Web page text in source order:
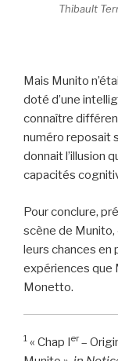
Thibault
Mais Munito
doté d’une
connaître
numéro reposait
donnait l’illusion
capacités
Pour conclure,
scène de
leurs chances en
expériences que
Monetto.
1 « Chap Ier–